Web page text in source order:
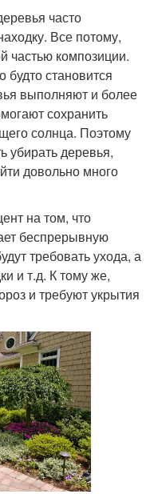
часто
Все потому,
частью композиции.
будто становится
выполняют и более
сохранить
солнца. Поэтому
убирать деревья,
довольно много
на том, что
беспрерывную
требовать ухода, а
и т.д. К тому же,
и требуют укрытия